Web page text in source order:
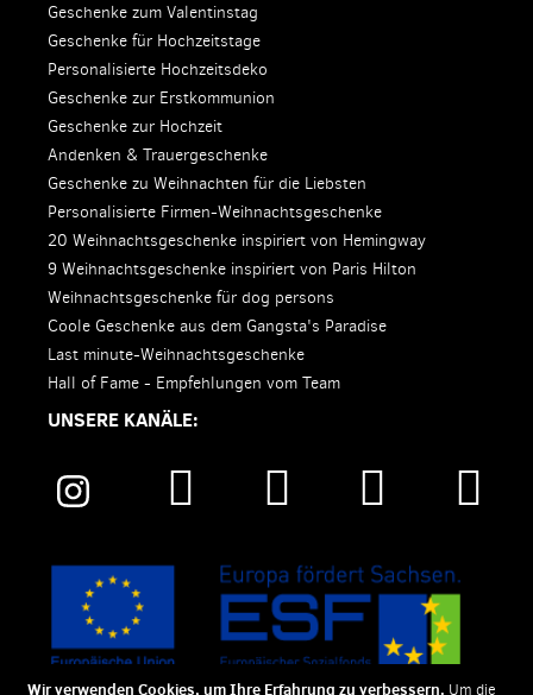
Wir verwenden Cookies, um Ihre Erfahrung zu verbessern. Um die
Geschenke zum Valentinstag
Geschenke für Hochzeitstage
Personalisierte Hochzeitsdeko
Geschenke zur Erstkommunion
Geschenke zur Hochzeit
Andenken & Trauergeschenke
Geschenke zu Weihnachten für die Liebsten
Personalisierte Firmen-Weihnachtsgeschenke
20 Weihnachtsgeschenke inspiriert von Hemingway
9 Weihnachtsgeschenke inspiriert von Paris Hilton
Weihnachtsgeschenke für dog persons
Coole Geschenke aus dem Gangsta's Paradise
Last minute-Weihnachtsgeschenke
Hall of Fame - Empfehlungen vom Team
UNSERE KANÄLE: